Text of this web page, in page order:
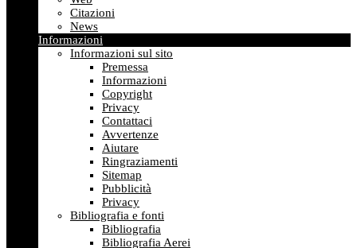
Citazioni
News
Informazioni
Informazioni sul sito
Premessa
Informazioni
Copyright
Privacy
Contattaci
Avvertenze
Aiutare
Ringraziamenti
Sitemap
Pubblicità
Privacy
Bibliografia e fonti
Bibliografia
Bibliografia Aerei